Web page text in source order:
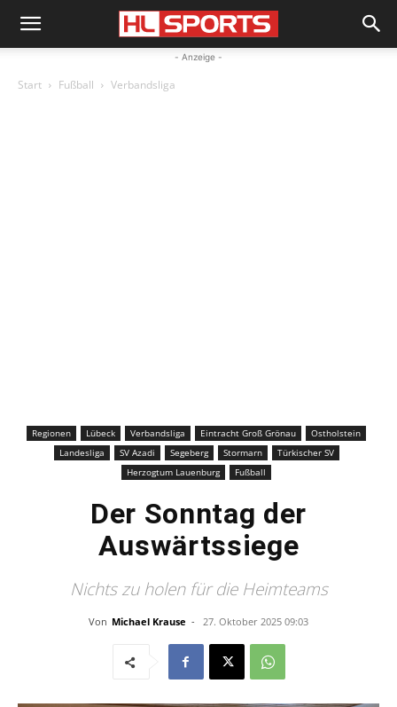
- Anzeige -
Start Fußball Verbandsliga
Regionen Lübeck Verbandsliga Eintracht Groß Grönau
Ostholstein
Landesliga
SV Azadi Segeberg Stormarn
Türkischer SV
Herzogtum Lauenburg
Fußball
Der Sonntag der
Auswärtssiege
Nichts zu holen für die Heimteams
Von Michael Krause - 27. Oktober 2025 09:03